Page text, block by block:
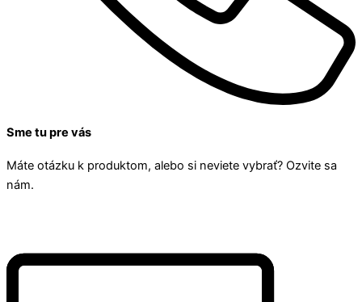
Sme tu pre vás
Máte otázku k produktom, alebo si neviete vybrať? Ozvite sa
nám.